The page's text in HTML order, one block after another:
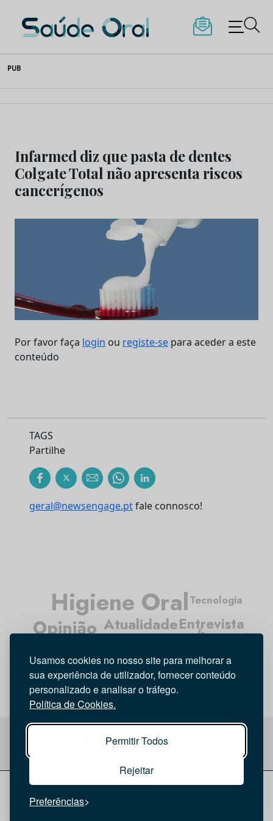
Usamos cookies no nosso site para melhorar a
sua experiência de utilizador, fornecer conteúdo
personalizado e analisar o tráfego.
Política de Cookies.
Permitir Todos
Rejeitar
Preferências
to
content
Saúde Oral
PUB
Infarmed diz que pasta de dentes
Colgate Total não apresenta riscos
cancerígenos
Por favor faça login ou registe-se para aceder a este
conteúdo
TAGS
Partilhe
geral@newsengage.ptfale connosco!
Atualidade
Médicos Dentistas
Higiene Oral
Entrevista
Opinião
Tecnologia
Investigação
Política de privacidade